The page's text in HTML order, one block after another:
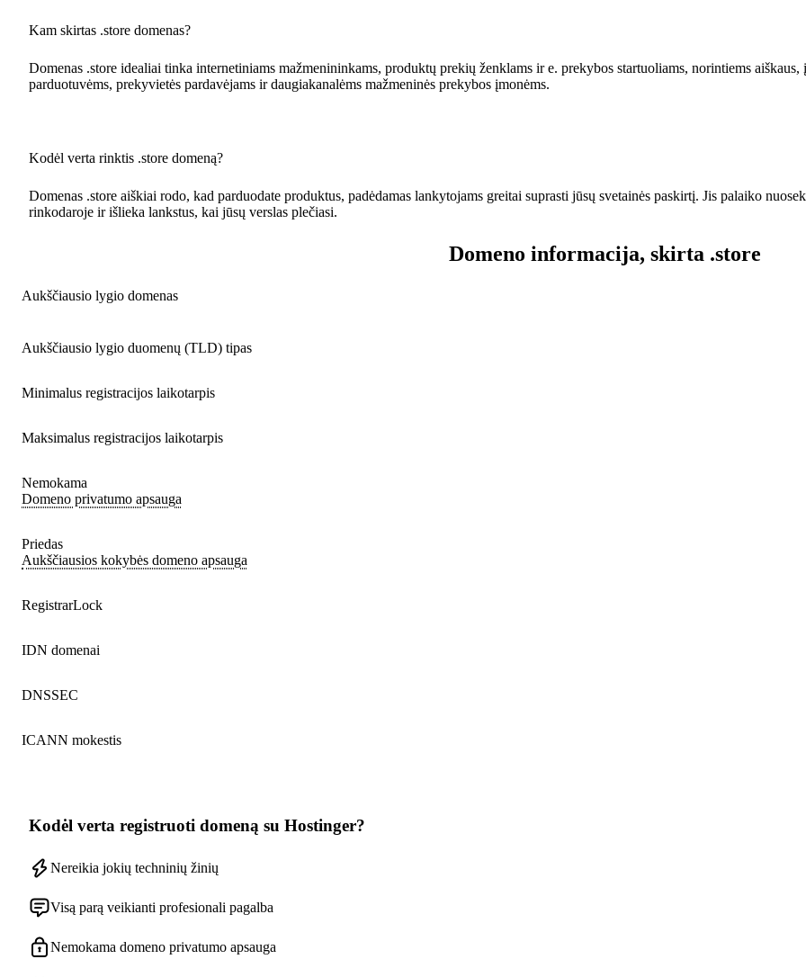
Kam skirtas .store domenas?
Domenas .store idealiai tinka internetiniams mažmenininkams, produktų prekių ženklams ir e. prekybos startuoliams, norintiems
parduotuvėms, prekyvietės pardavėjams ir daugiakanalėms mažmeninės prekybos įmonėms.
Kodėl verta rinktis .store domeną?
Domenas .store aiškiai rodo, kad parduodate produktus, padėdamas lankytojams greitai suprasti jūsų svetainės paskirtį. Jis palaiko
rinkodaroje ir išlieka lankstus, kai jūsų verslas plečiasi.
Domeno informacija, skirta .store
Aukščiausio lygio domenas
Aukščiausio lygio duomenų (TLD) tipas
Minimalus registracijos laikotarpis
Maksimalus registracijos laikotarpis
Domeno privatumo apsauga
Nemokama
Aukščiausios kokybės domeno apsauga
Priedas
RegistrarLock
IDN domenai
DNSSEC
ICANN mokestis
Kodėl verta registruoti domeną su Hostinger?
Nereikia jokių techninių žinių
Visą parą veikianti profesionali pagalba
Nemokama domeno privatumo apsauga